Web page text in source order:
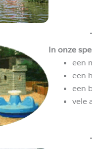
In onze
een
een
een
vele